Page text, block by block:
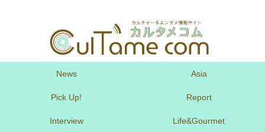
News Asia
Pick Up! Report
Interview Life&Gourmet